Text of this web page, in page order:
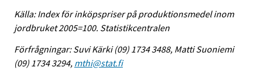
Källa: Index för inköpspriser på produktionsmedel inom
jordbruket 2005=100. Statistikcentralen
Förfrågningar: Suvi Kärki (09) 1734 3488, Matti Suoniemi
(09) 1734 3294, mthi@stat.fi